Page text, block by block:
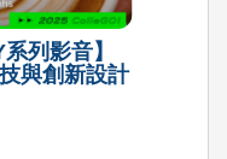
列影音】
與創新設計